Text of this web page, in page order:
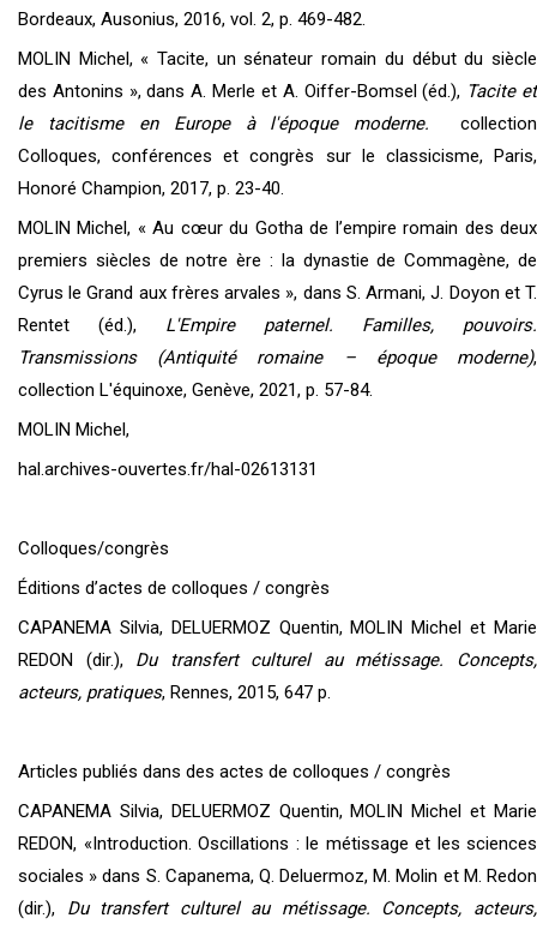
Bordeaux, Ausonius, 2016, vol. 2, p. 469-482.
MOLIN Michel, « Tacite, un sénateur romain du début du siècle
des Antonins », dans A. Merle et A. Oiffer-Bomsel (éd.), Tacite et
le tacitisme en Europe à l'époque moderne.
collection
Colloques, conférences et congrès sur le classicisme, Paris,
Honoré Champion, 2017, p. 23-40.
MOLIN Michel, « Au cœur du Gotha de l’empire romain des deux
premiers siècles de notre ère : la dynastie de Commagène, de
Cyrus le Grand aux frères arvales », dans S. Armani, J. Doyon et T.
Rentet (éd.), L'Empire paternel. Familles, pouvoirs.
Transmissions (Antiquité romaine – époque moderne),
collection L'équinoxe, Genève, 2021, p. 57-84.
MOLIN Michel,
hal.archives-ouvertes.fr/hal-02613131
Colloques/congrès
Éditions d’actes de colloques / congrès
CAPANEMA Silvia, DELUERMOZ Quentin, MOLIN Michel et Marie
REDON (dir.), Du transfert culturel au métissage. Concepts,
acteurs, pratiques, Rennes, 2015, 647 p.
Articles publiés dans des actes de colloques / congrès
CAPANEMA Silvia, DELUERMOZ Quentin, MOLIN Michel et Marie
REDON, «Introduction. Oscillations : le métissage et les sciences
sociales » dans S. Capanema, Q. Deluermoz, M. Molin et M. Redon
(dir.), Du transfert culturel au métissage. Concepts, acteurs,